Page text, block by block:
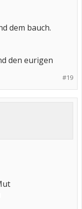
dem bauch.
den eurigen
#19